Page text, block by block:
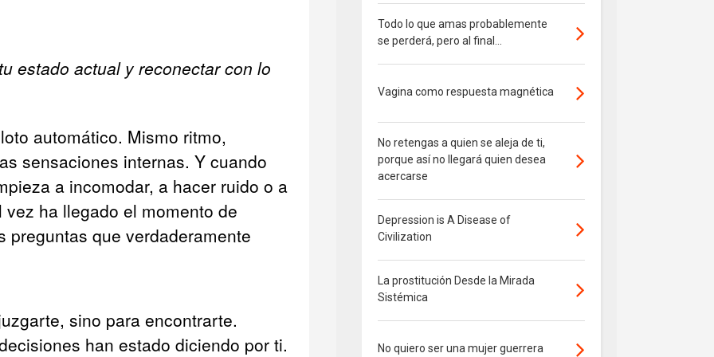
estado actual y reconectar con lo
automático. Mismo ritmo,
sensaciones internas. Y cuando
a incomodar, a hacer ruido o a
ha llegado el momento de
preguntas que verdaderamente
sino para encontrarte.
han estado diciendo por ti.
Todo lo que amas probablemente
se perderá, pero al final...
Vagina como respuesta magnética
No retengas a quien se aleja de ti,
porque así no llegará quien desea
acercarse
Depression is A Disease of
Civilization
La prostitución Desde la Mirada
Sistémica
No quiero ser una mujer guerrera